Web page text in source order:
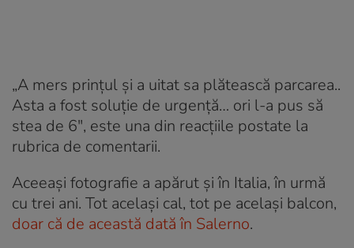
„A mers prințul și a uitat sa plătească parcarea..
Asta a fost soluție de urgență… ori l-a pus să
stea de 6″, este una din reacțiile postate la
rubrica de comentarii.
Aceeași fotografie a apărut și în Italia, în urmă
cu trei ani. Tot același cal, tot pe același balcon,
doar că de această dată în Salerno.